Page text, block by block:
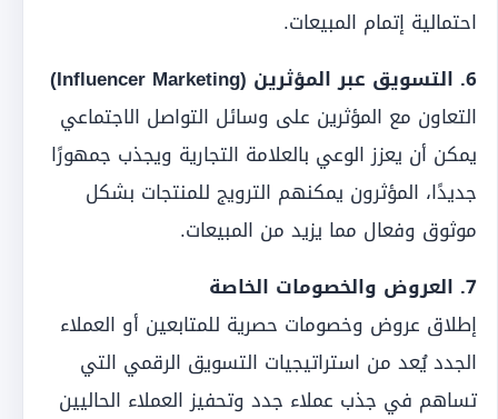
احتمالية إتمام المبيعات.
6. التسويق عبر المؤثرين (Influencer Marketing)
التعاون مع المؤثرين على وسائل التواصل الاجتماعي
يمكن أن يعزز الوعي بالعلامة التجارية ويجذب جمهورًا
جديدًا، المؤثرون يمكنهم الترويج للمنتجات بشكل
موثوق وفعال مما يزيد من المبيعات.
7. العروض والخصومات الخاصة
إطلاق عروض وخصومات حصرية للمتابعين أو العملاء
الجدد يُعد من استراتيجيات التسويق الرقمي التي
تساهم في جذب عملاء جدد وتحفيز العملاء الحاليين